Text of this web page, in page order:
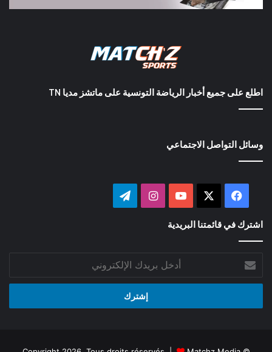
اطلع على جميع أخبار الرياضة التونسية على ماتشز مديا TN
وسائل التواصل الاجتماعي
فيسبوك ‫YouTubeانستقرام
اشترك في قائمتنا البريدية
بريدك
الإلكتروني